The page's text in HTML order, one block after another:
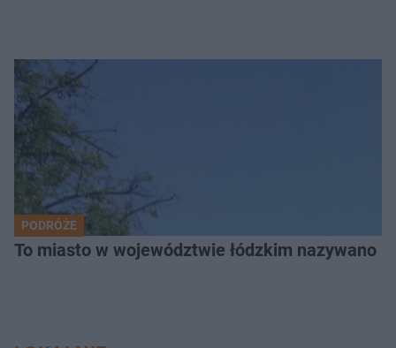
PODRÓŻE
To miasto w województwie łódzkim nazywano